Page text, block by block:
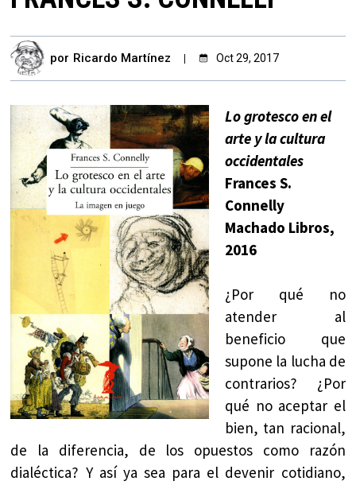
por Ricardo Martínez Oct 29, 2017
Lo grotesco en el
arte y la cultura
occidentales
Frances S.
Connelly
Machado Libros,
2016
¿Por qué no
atender al
beneficio que
supone la lucha de
contrarios? ¿Por
qué no aceptar el
bien, tan racional,
de la diferencia, de los opuestos como razón
dialéctica? Y así ya sea para el devenir cotidiano,